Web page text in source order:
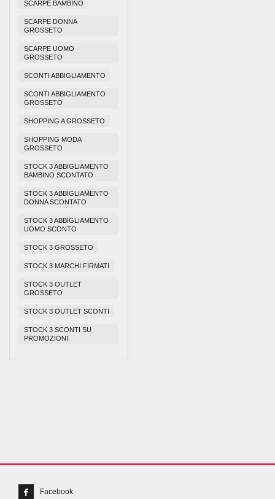
SCARPE BAMBINO
SCARPE DONNA
GROSSETO
SCARPE UOMO
GROSSETO
SCONTI ABBIGLIAMENTO
SCONTI ABBIGLIAMENTO
GROSSETO
SHOPPING A GROSSETO
SHOPPING MODA
GROSSETO
STOCK 3 ABBIGLIAMENTO
BAMBINO SCONTATO
STOCK 3 ABBIGLIAMENTO
DONNA SCONTATO
STOCK 3 ABBIGLIAMENTO
UOMO SCONTO
STOCK 3 GROSSETO
STOCK 3 MARCHI FIRMATI
STOCK 3 OUTLET
GROSSETO
STOCK 3 OUTLET SCONTI
STOCK 3 SCONTI SU
PROMOZIONI
Facebook